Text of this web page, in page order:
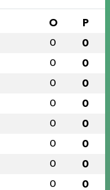
O P
0 0
0 0
0 0
0 0
0 0
0 0
0 0
0 0